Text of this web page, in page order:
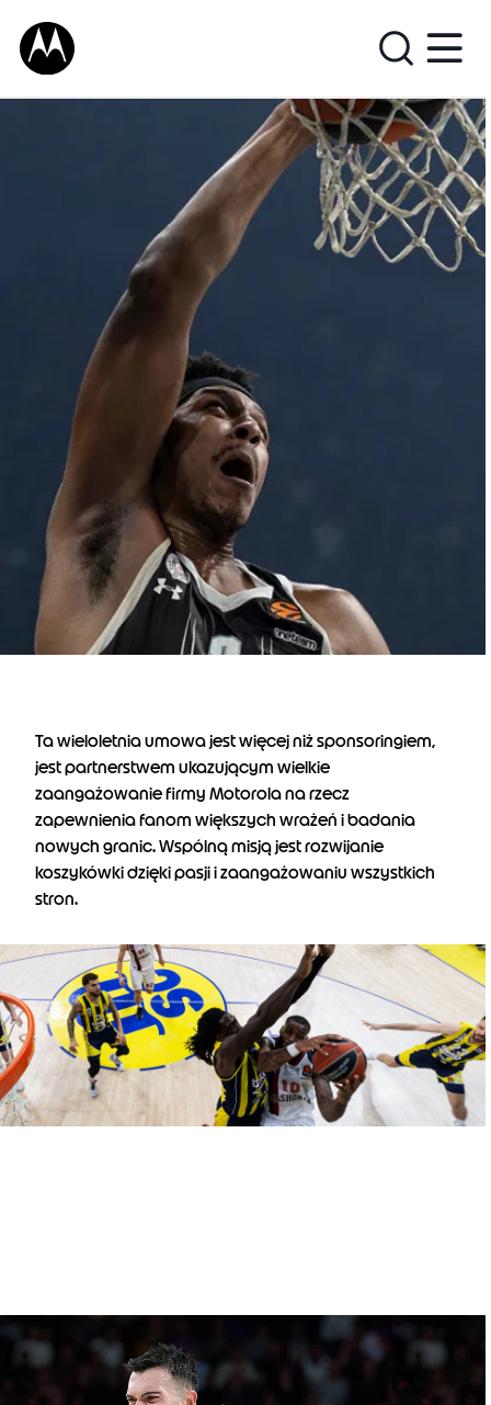
Ta wieloletnia umowa jest więcej niż sponsoringiem,
jest partnerstwem ukazującym wielkie
zaangażowanie firmy Motorola na rzecz
zapewnienia fanom większych wrażeń i badania
nowych granic. Wspólną misją jest rozwijanie
koszykówki dzięki pasji i zaangażowaniu wszystkich
stron.